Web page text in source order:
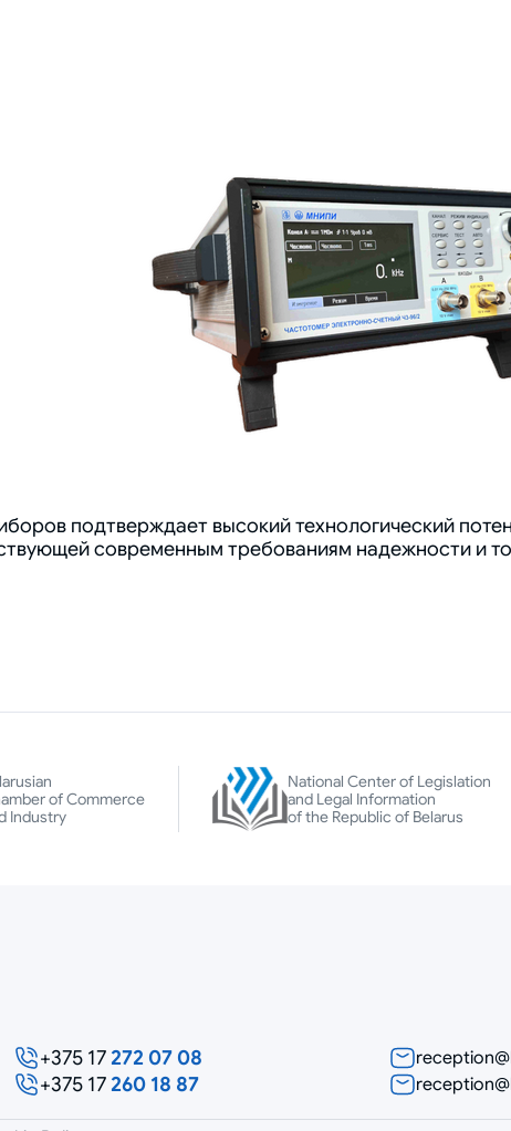
подтверждает высокий технологический
современным требованиям надежности и
of Commerce
Industry
National Center of Legislation
and Legal Information
of the Republic of Belarus
+375 17 272 07 08
+375 17 260 18 87